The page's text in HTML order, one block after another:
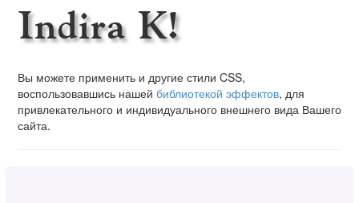
Indira K!
Вы можете применить и другие стили CSS,
воспользовавшись нашей библиотекой эффектов, для
привлекательного и индивидуального внешнего вида Вашего
сайта.